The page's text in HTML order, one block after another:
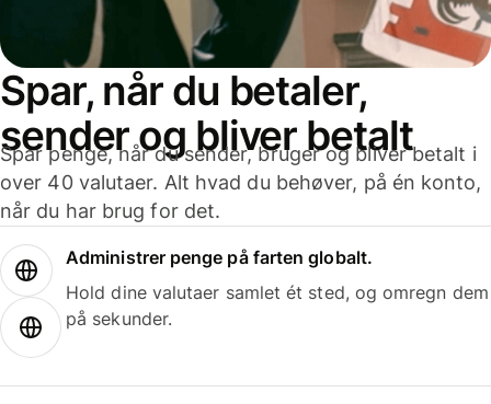
Spar, når du betaler,
sender og bliver betalt
Spar penge, når du sender, bruger og bliver betalt i
over 40 valutaer. Alt hvad du behøver, på én konto,
når du har brug for det.
Administrer penge på farten globalt.
Hold dine valutaer samlet ét sted, og omregn dem
på sekunder.